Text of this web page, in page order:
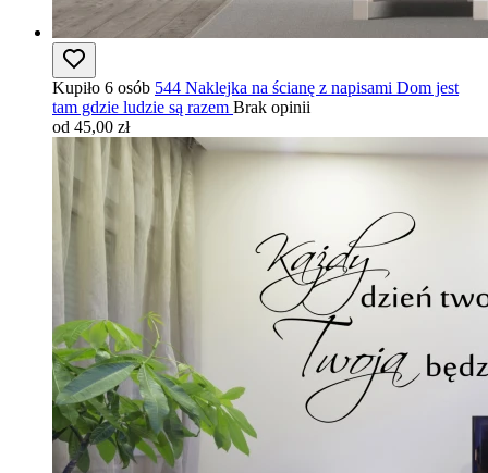
Kupiło 6 osób 544 Naklejka na ścianę z napisami Dom jest
tam gdzie ludzie są razem Brak opinii
od 45,00 zł